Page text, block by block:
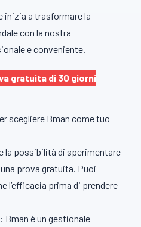
inizia a trasformare la
con la nostra
e conveniente.
gratuita di 30 giorni
scegliere Bman come tuo
la possibilità di sperimentare
prova gratuita. Puoi
l’efficacia prima di prendere
Bman è un gestionale